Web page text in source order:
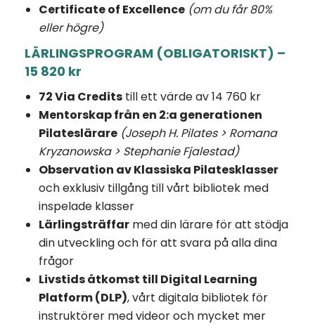
Certificate of Excellence (om du får 80%
eller högre)
LÄRLINGSPROGRAM (OBLIGATORISKT) –
15 820 kr
72 Via Credits till ett värde av 14 760 kr
Mentorskap från en 2:a generationen
Pilateslärare (Joseph H. Pilates > Romana
Kryzanowska > Stephanie Fjalestad)
Observation av Klassiska Pilatesklasser
och exklusiv tillgång till vårt bibliotek med
inspelade klasser
Lärlingsträffar med din lärare för att stödja
din utveckling och för att svara på alla dina
frågor
Livstids åtkomst till Digital Learning
Platform (DLP), vårt digitala bibliotek för
instruktörer med videor och mycket mer